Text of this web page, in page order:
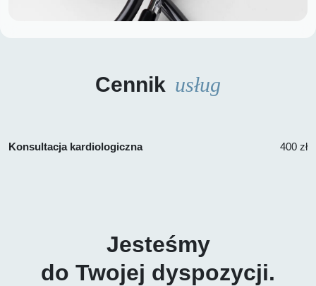
Cennik usług
Konsultacja kardiologiczna 400 zł
Jesteśmy
do Twojej dyspozycji.